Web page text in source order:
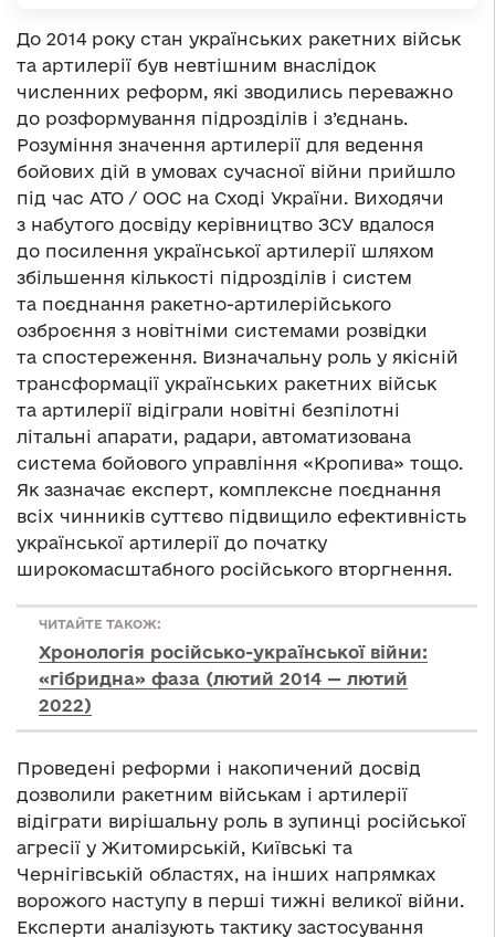
До 2014 року стан українських ракетних військ
та артилерії був невтішним внаслідок
численних реформ, які зводились переважно
до розформування підрозділів і з’єднань.
Розуміння значення артилерії для ведення
бойових дій в умовах сучасної війни прийшло
під час АТО / ООС на Сході України. Виходячи
з набутого досвіду керівництво ЗСУ вдалося
до посилення української артилерії шляхом
збільшення кількості підрозділів і систем
та поєднання ракетно-артилерійського
озброєння з новітніми системами розвідки
та спостереження. Визначальну роль у якісній
трансформації українських ракетних військ
та артилерії відіграли новітні безпілотні
літальні апарати, радари, автоматизована
система бойового управління «Кропива» тощо.
Як зазначає експерт, комплексне поєднання
всіх чинників суттєво підвищило ефективність
української артилерії до початку
широкомасштабного російського вторгнення.
ЧИТАЙТЕ ТАКОЖ:
Хронологія російсько-української війни:
«гібридна» фаза (лютий 2014 — лютий
2022)
Проведені реформи і накопичений досвід
дозволили ракетним військам і артилерії
відіграти вирішальну роль в зупинці російської
агресії у Житомирській, Київські та
Чернігівській областях, на інших напрямках
ворожого наступу в перші тижні великої війни.
Експерти аналізують тактику застосування